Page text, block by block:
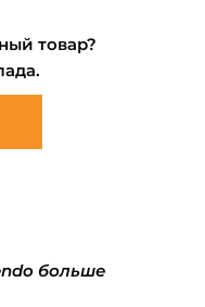
товар?
больше